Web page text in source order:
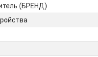
(БРЕНД)